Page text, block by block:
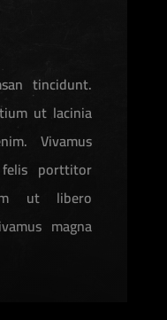
tincidunt.
ut lacinia
Vivamus
porttitor
ut libero
magna